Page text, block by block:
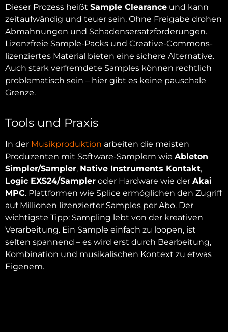
Dieser Prozess heißt Sample Clearance und kann
zeitaufwändig und teuer sein. Ohne Freigabe drohen
Abmahnungen und Schadensersatzforderungen.
Lizenzfreie Sample-Packs und Creative-Commons-
lizenziertes Material bieten eine sichere Alternative.
Auch stark verfremdete Samples können rechtlich
problematisch sein – hier gibt es keine pauschale
Grenze.
Tools und Praxis
In der Musikproduktion arbeiten die meisten
Produzenten mit Software-Samplern wie Ableton
Simpler/Sampler, Native Instruments Kontakt,
Logic EXS24/Sampler oder Hardware wie der Akai
MPC. Plattformen wie Splice ermöglichen den Zugriff
auf Millionen lizenzierter Samples per Abo. Der
wichtigste Tipp: Sampling lebt von der kreativen
Verarbeitung. Ein Sample einfach zu loopen, ist
selten spannend – es wird erst durch Bearbeitung,
Kombination und musikalischen Kontext zu etwas
Eigenem.